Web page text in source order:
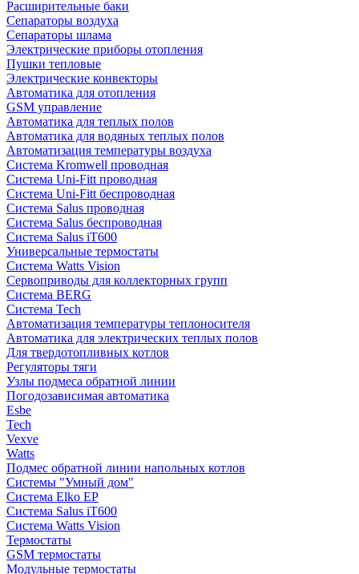
Расширительные баки
Сепараторы воздуха
Сепараторы шлама
Электрические приборы отопления
Пушки тепловые
Электрические конвекторы
Автоматика для отопления
GSM управление
Автоматика для теплых полов
Автоматика для водяных теплых полов
Автоматизация температуры воздуха
Система Kromwell проводная
Система Uni-Fitt проводная
Система Uni-Fitt беспроводная
Система Salus проводная
Система Salus беспроводная
Система Salus iT600
Универсальные термостаты
Система Watts Vision
Сервоприводы для коллекторных групп
Система BERG
Система Tech
Автоматизация температуры теплоносителя
Автоматика для электрических теплых полов
Для твердотопливных котлов
Регуляторы тяги
Узлы подмеса обратной линии
Погодозависимая автоматика
Esbe
Tech
Vexve
Watts
Подмес обратной линии напольных котлов
Системы "Умный дом"
Система Elko EP
Система Salus iT600
Система Watts Vision
Термостаты
GSM термостаты
Модульные термостаты